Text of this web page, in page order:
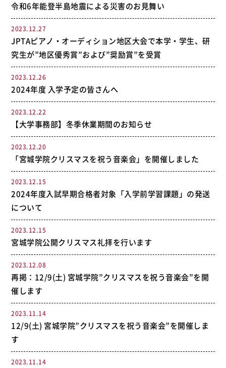
令和6年能登半島地震による災害のお見舞い
2023.12.27
JPTAピアノ・オーディション地区大会で本学・学生、研
究生が”地区優秀賞”および”奨励賞”を受賞
2023.12.26
2024年度 入学予定の皆さんへ
2023.12.22
【大学事務部】冬季休業期間のお知らせ
2023.12.20
「宮城学院クリスマスを祝う音楽会」を開催しました
2023.12.15
2024年度入試早期合格者対象「入学前学習課題」の発送
について
2023.12.15
宮城学院公開クリスマス礼拝を行います
2023.12.08
再掲：12/9(土) 宮城学院”クリスマスを祝う音楽会”を開
催します
2023.11.14
12/9(土) 宮城学院”クリスマスを祝う音楽会”を開催しま
す
2023.11.14